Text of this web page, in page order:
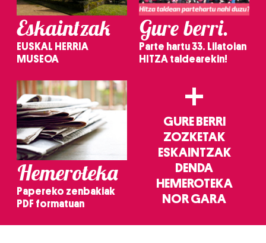
Eskaintzak
EUSKAL HERRIA
MUSEOA
Gure berri.
Parte hartu 33. Lilatoian
HITZA taldearekin!
Hemeroteka
Papereko zenbakiak
PDF formatuan
+
GURE BERRI
ZOZKETAK
ESKAINTZAK
DENDA
HEMEROTEKA
NOR GARA